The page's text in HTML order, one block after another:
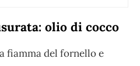
olio di cocco
fiamma del fornello e